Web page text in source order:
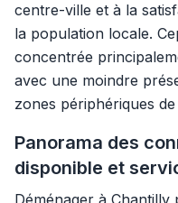
centre-ville et à la
la population locale.
concentrée
avec une moindre
zones périphériques
Panorama des
disponible et
Déménager à Chantilly